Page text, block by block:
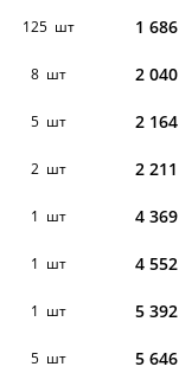
125 шт 1 686
8 шт 2 040
5 шт 2 164
2 шт 2 211
1 шт 4 369
1 шт 4 552
1 шт 5 392
5 шт 5 646